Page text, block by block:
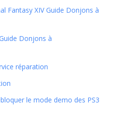
Fantasy XIV Guide Donjons à
Donjons à
réparation
le mode demo des PS3